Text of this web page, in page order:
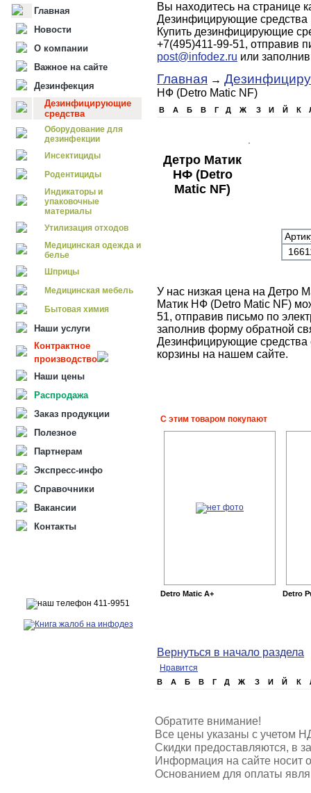
Главная
Новости
О компании
Важное на сайте
Дезинфекция
Дезинфицирующие
средства
Оборудование для
дезинфекции
Инсектициды
Родентициды
Индикаторы и
упаковочные
материалы
Утилизация отходов
Медицинская одежда и
белье
Шприцы
Медицинская мебель
Бытовая химия
Наши услуги
Контрактное
производство
Наши цены
Распродажа
Заказ продукции
Полезное
Партнерам
Экспресс-инфо
Справочники
Вакансии
Контакты
Вы находитесь на странице
Дезинфицирующие средства
Купить дезинфицирующие
+7(495)411-99-51, отправив
post@infodez.ru или
Главная →
НФ (Detro Matic NF)
B А Б В Г Д Ж З И Й К
Детро Матик
НФ (Detro
Matic NF)
У нас низкая цена на Детро
Матик НФ (Detro Matic NF)
51, отправив письмо по
заполнив форму обратной
Дезинфицирующие
корзины на нашем сайте.
С этим товаром покупают
Detro Matic A+ Detro
Вернуться в начало раздела
Нравится
B А Б В Г Д Ж З И Й К
Обратите внимание!
Все цены указаны с учетом
Скидки предоставляются, в
Информация на сайте носит
Основанием для оплаты